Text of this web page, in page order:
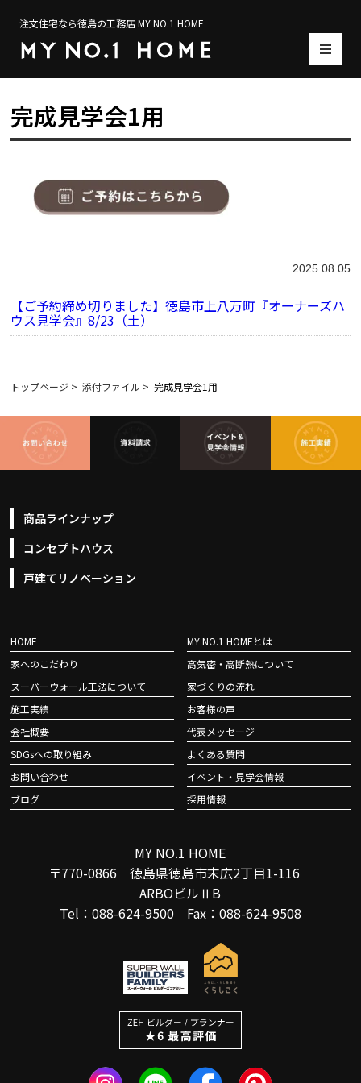
注文住宅なら徳島の工務店 MY NO.1 HOME
完成見学会1用
2025.08.05
【ご予約締め切りました】徳島市上八万町『オーナーズハ
ウス見学会』8/23（土）
トップページ > 添付ファイル > 完成見学会1用
商品ラインナップ
コンセプトハウス
戸建てリノベーション
HOME
MY NO.1 HOMEとは
家へのこだわり
高気密・高断熱について
スーパーウォール工法について
家づくりの流れ
施工実績
お客様の声
会社概要
代表メッセージ
SDGsへの取り組み
よくある質問
お問い合わせ
イベント・見学会情報
ブログ
採用情報
MY NO.1 HOME
〒770-0866 徳島県徳島市末広2丁目1-116
ARBOビルⅡB
Tel：088-624-9500 Fax：088-624-9508